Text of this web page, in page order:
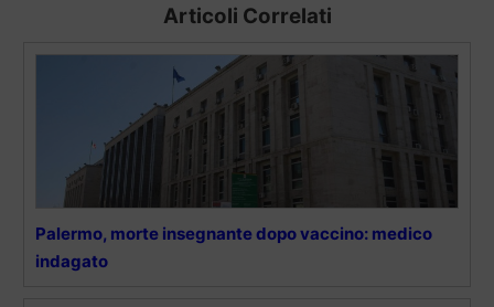
Articoli Correlati
Palermo, morte insegnante dopo vaccino: medico
indagato